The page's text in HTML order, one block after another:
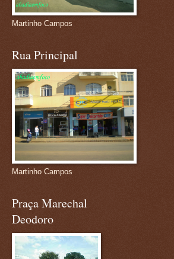
Martinho Campos
Rua Principal
Martinho Campos
Praça Marechal
Deodoro